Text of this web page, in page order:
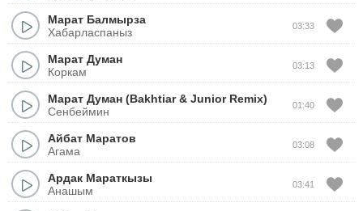
Марат Балмырза
Хабарласпаныз
03:33
Марат Думан
Коркам
03:13
Марат Думан (Bakhtiar& Junior Remix)
Сенбеймин
01:40
Айбат Маратов
Агама
03:08
Ардак Мараткызы
Анашым
03:41